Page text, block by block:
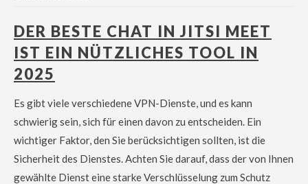
DER BESTE CHAT IN JITSI MEET
IST EIN NÜTZLICHES TOOL IN
2025
Es gibt viele verschiedene VPN-Dienste, und es kann
schwierig sein, sich für einen davon zu entscheiden. Ein
wichtiger Faktor, den Sie berücksichtigen sollten, ist die
Sicherheit des Dienstes. Achten Sie darauf, dass der von Ihnen
gewählte Dienst eine starke Verschlüsselung zum Schutz